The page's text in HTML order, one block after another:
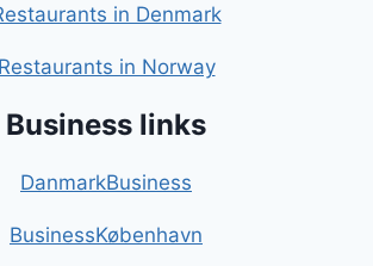
in Denmark
Restaurants in Norway
Business links
DanmarkBusiness
BusinessKøbenhavn